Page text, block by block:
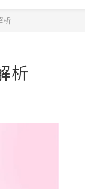
析
析